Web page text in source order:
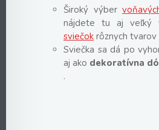
Široký výber
nájdete tu aj veľký
sviečok rôznych
Sviečka sa dá po
aj ako dekoratívna
.